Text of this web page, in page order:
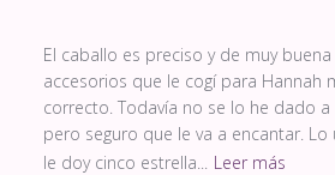
El caballo es preciso y de muy
accesorios que le cogí para Hannah
correcto. Todavía no se lo he dado a
pero seguro que le va a encantar.
le doy cinco estrella...
Leer más